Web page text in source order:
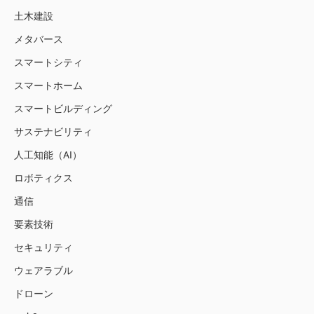
土木建設
メタバース
スマートシティ
スマートホーム
スマートビルディング
サステナビリティ
人工知能（AI）
ロボティクス
通信
要素技術
セキュリティ
ウェアラブル
ドローン